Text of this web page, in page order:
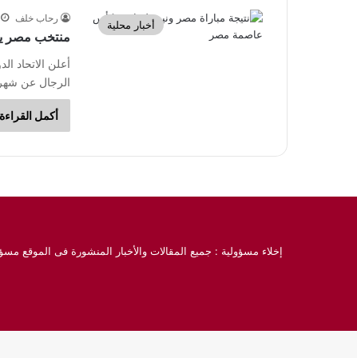
أخبار محلية
رحاب خلف
منتخب مصر
أعلن الاتحاد
الرجال عن شهر فبراير 2024. وشهد
أكمل
إخلاء مسؤولية : جميع المقالات والأخبار المنشورة فى الموقع